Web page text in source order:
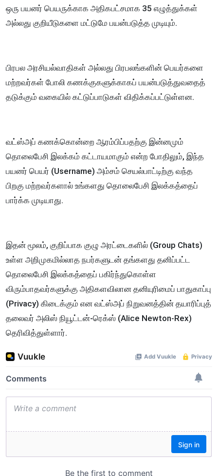
ஒரு பயனர் பெயருக்காக அதிகபட்சமாக 35 எழுத்துக்கள்
அல்லது குறியீடுகளை மட்டுமே பயன்படுத்த முடியும்.
பிரபல அரசியல்வாதிகள் அல்லது பிரபலங்களின் பெயர்களை
மற்றவர்கள் போலி கணக்குகளுக்காகப் பயன்படுத்துவதைத்
தடுக்கும் வகையில் கட்டுப்பாடுகள் விதிக்கப்பட்டுள்ளன.
வட்ஸ்அப் கணக்கொன்றை ஆரம்பிப்பதற்கு இன்னமும்
தொலைபேசி இலக்கம் கட்டாயமாகும் என்ற போதிலும், இந்த
பயனர் பெயர் (Username) அம்சம் செயல்பாட்டிற்கு வந்த
பிறகு மற்றவர்களால் உங்களது தொலைபேசி இலக்கத்தைப்
பார்க்க முடியாது.
இதன் மூலம், குறிப்பாக குழு அரட்டைகளில் (Group Chats)
உள்ள அறிமுகமில்லாத நபர்களுடன் தங்களது தனிப்பட்ட
தொலைபேசி இலக்கத்தைப் பகிர்ந்துகொள்ள
விரும்பாதவர்களுக்கு அதிகளவிலான தனியுரிமைப் பாதுகாப்பு
(Privacy) கிடைக்கும் என வட்ஸ்அப் நிறுவனத்தின் தயாரிப்புத்
தலைவர் அலிஸ் நியூட்டன்-ரெக்ஸ் (Alice Newton-Rex)
தெரிவித்துள்ளார்.